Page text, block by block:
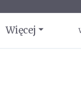
Więcej